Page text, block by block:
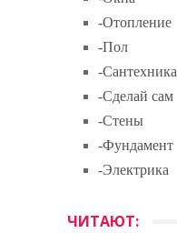
-Отопление
-Пол
-Сантехника
-Сделай сам
-Стены
-Фундамент
-Электрика
ЧИТАЮТ: